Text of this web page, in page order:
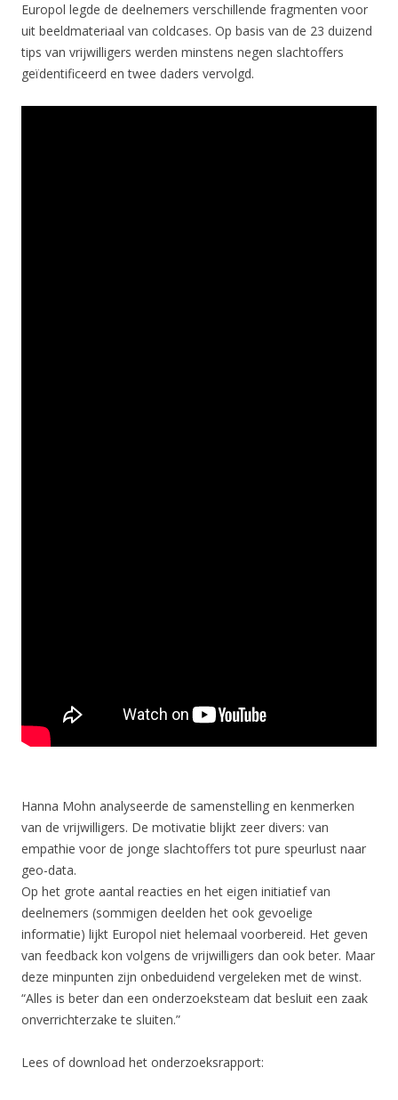
Europol legde de deelnemers verschillende fragmenten voor
uit beeldmateriaal van coldcases. Op basis van de 23 duizend
tips van vrijwilligers werden minstens negen slachtoffers
geïdentificeerd en twee daders vervolgd.
Hanna Mohn analyseerde de samenstelling en kenmerken
van de vrijwilligers. De motivatie blijkt zeer divers: van
empathie voor de jonge slachtoffers tot pure speurlust naar
geo-data.
Op het grote aantal reacties en het eigen initiatief van
deelnemers (sommigen deelden het ook gevoelige
informatie) lijkt Europol niet helemaal voorbereid. Het geven
van feedback kon volgens de vrijwilligers dan ook beter. Maar
deze minpunten zijn onbeduidend vergeleken met de winst.
“Alles is beter dan een onderzoeksteam dat besluit een zaak
onverrichterzake te sluiten.”
Lees of download het onderzoeksrapport: